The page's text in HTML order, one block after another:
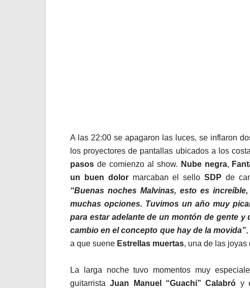
A las 22:00 se apagaron las luces, se inflaron
los proyectores de pantallas ubicados a los
pasos de comienzo al show. Nube negra,
un buen dolormarcaban el selloSDP de
“Buenas noches Malvinas, esto es
muchas opciones. Tuvimos un año muy
para estar adelante de un montón de gente
cambio en el concepto que hay de la movida”,
a que suene Estrellas muertas, una de las joyas
La larga noche tuvo momentos muy
guitarristaJuan Manuel “Guachi” Calabró y